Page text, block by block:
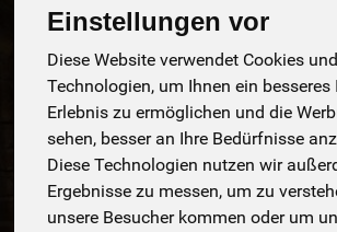
Einstellungen vor
Diese Website verwendet Cookies
Technologien, um Ihnen ein besseres
Erlebnis zu ermöglichen und die
sehen, besser an Ihre Bedürfnisse
Diese Technologien nutzen wir
Ergebnisse zu messen, um zu
unsere Besucher kommen oder um